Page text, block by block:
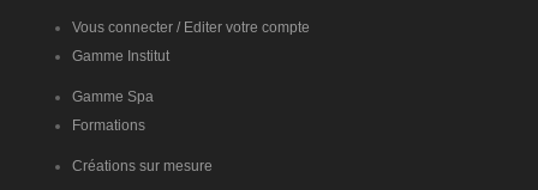
Vous connecter / Editer votre compte
Gamme Institut
Gamme Spa
Formations
Créations sur mesure